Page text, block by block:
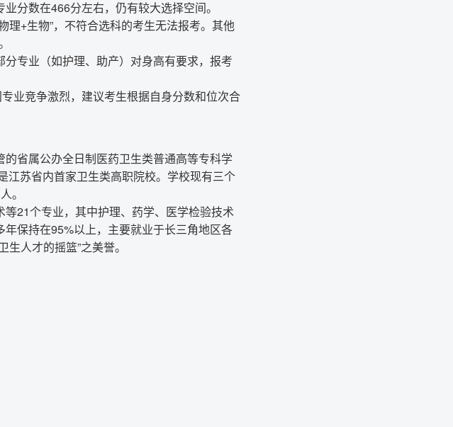
分数在466分左右，仍有较大选择空间。
理+生物”，不符合选科的考生无法报考。其他
专业（如护理、助产）对身高有要求，报考
业竞争激烈，建议考生根据自身分数和位次合
省属公办全日制医药卫生类普通高等专科学
江苏省内首家卫生类高职院校。学校现有三个
。
21个专业，其中护理、药学、医学检验技术
保持在95%以上，主要就业于长三角地区各
人才的摇篮”之美誉。